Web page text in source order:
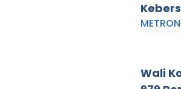
Wali